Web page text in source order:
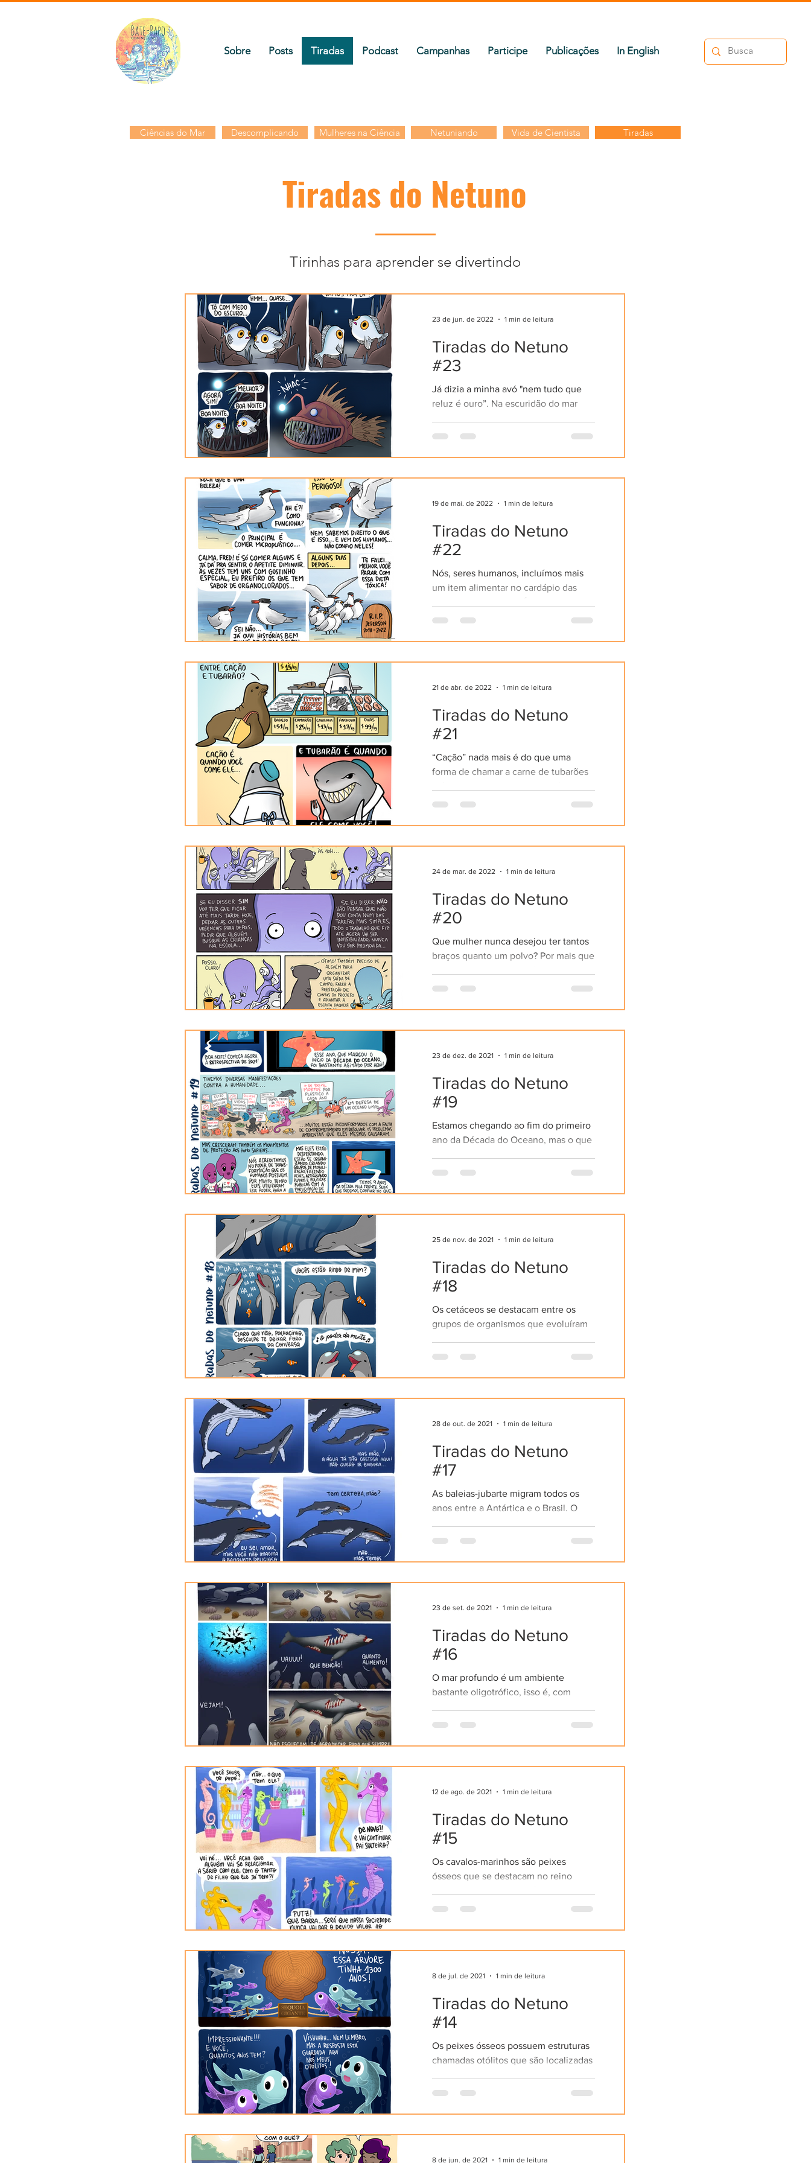
Sobre Posts Tiradas Podcast Campanhas Participe Publicações In English
Ciências do Mar Descomplicando Mulheres na Ciência Netuniando Vida de Cientista Tiradas
Tiradas do Netuno
Tirinhas para aprender se divertindo
Tiradas do Netuno
#23
Já dizia a minha avó "nem tudo que
reluz é ouro”. Na escuridão do mar
significar muitas coisas, por...
23 de jun. de 2022 1 min de leitura
Tiradas do Netuno
#22
Nós, seres humanos, incluímos mais
um item alimentar no cardápio das
aves marinhas, confundem o plástico...
19 de mai. de 2022 1 min de leitura
Tiradas do Netuno
#21
“Cação” nada mais é do que uma
forma de chamar a carne de tubarões
há anos em peixarias para não...
21 de abr. de 2022 1 min de leitura
Tiradas do Netuno
#20
Que mulher nunca desejou ter tantos
braços quanto um polvo? Por mais que
melhor desejar que nossas...
24 de mar. de 2022 1 min de leitura
Tiradas do Netuno
#19
Estamos chegando ao fim do primeiro
ano da Década do Oceano, mas o que
das Nações Unidas (ONU)...
23 de dez. de 2021 1 min de leitura
Tiradas do Netuno
#18
Os cetáceos se destacam entre os
grupos de organismos que evoluíram
aquático. Entre os cetáceos viventes h
25 de nov. de 2021 1 min de leitura
Tiradas do Netuno
#17
As baleias-jubarte migram todos os
anos entre a Antártica e o Brasil. O
percorrido duas vezes ao ano
28 de out. de 2021 1 min de leitura
Tiradas do Netuno
#16
O mar profundo é um ambiente
bastante oligotrófico, isso é, com
vez que uma carcaça da megafauna...
23 de set. de 2021 1 min de leitura
Tiradas do Netuno
#15
Os cavalos-marinhos são peixes
ósseos que se destacam no reino
os machos ficam grávidos! Os...
12 de ago. de 2021 1 min de leitura
Tiradas do Netuno
#14
Os peixes ósseos possuem estruturas
chamadas otólitos que são localizadas
relacionadas com os mecanismos de...
8 de jul. de 2021 1 min de leitura
8 de jun. de 2021 1 min de leitura